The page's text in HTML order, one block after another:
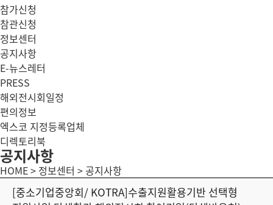
참가신청
참관신청
정보센터
공지사항
E-뉴스레터
PRESS
해외전시회일정
편의정보
엑스코 지정등록업체
디렉토리북
공지사항
HOME > 정보센터 > 공지사항
[중소기업중앙회/ KOTRA]수출지원활용기반 선택형